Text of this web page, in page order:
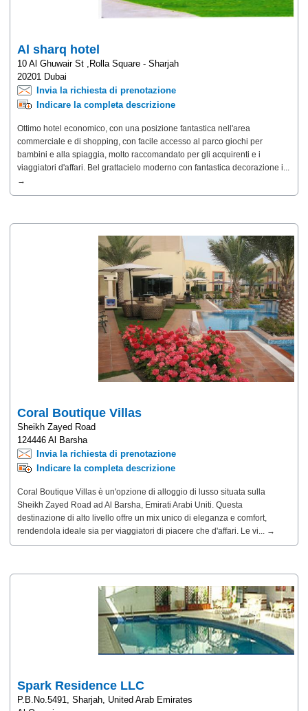
Al sharq hotel
10 Al Ghuwair St ,Rolla Square - Sharjah
20201 Dubai
Invia la richiesta di prenotazione
Indicare la completa descrizione
Ottimo hotel economico, con una posizione fantastica nell'area
commerciale e di shopping, con facile accesso al parco giochi per
bambini e alla spiaggia, molto raccomandato per gli acquirenti e i
viaggiatori d'affari. Bel grattacielo moderno con fantastica decorazione i...
→
Coral Boutique Villas
Sheikh Zayed Road
124446 Al Barsha
Invia la richiesta di prenotazione
Indicare la completa descrizione
Coral Boutique Villas è un'opzione di alloggio di lusso situata sulla
Sheikh Zayed Road ad Al Barsha, Emirati Arabi Uniti. Questa
destinazione di alto livello offre un mix unico di eleganza e comfort,
rendendola ideale sia per viaggiatori di piacere che d'affari. Le vi... →
Spark Residence LLC
P.B.No.5491, Sharjah, United Arab Emirates